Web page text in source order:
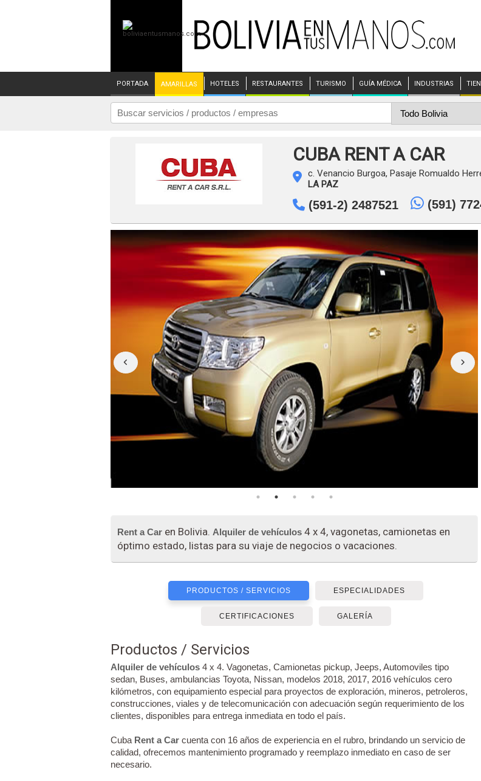
PORTADA AMARILLAS HOTELES RESTAURANTES TURISMO GUÍA MÉDICA INDUSTRIAS
CUBA RENT A CAR
c. Venancio Burgoa, Pasaje Romualdo
LA PAZ
(591-2) 2487521 (591)
Rent a Car en Bolivia. Alquiler de vehículos 4 x 4, vagonetas, camionetas en
óptimo estado, listas para su viaje de negocios o vacaciones.
PRODUCTOS / SERVICIOS ESPECIALIDADES
CERTIFICACIONES GALERÍA
Productos / Servicios
Alquiler de vehículos 4 x 4. Vagonetas, Camionetas pickup, Jeeps, Automoviles tipo
sedan, Buses, ambulancias Toyota, Nissan, modelos 2018, 2017, 2016 vehículos cero
kilómetros, con equipamiento especial para proyectos de exploración, mineros, petroleros,
construcciones, viales y de telecomunicación con adecuación según requerimiento de los
clientes, disponibles para entrega inmediata en todo el país.
Cuba Rent a Car cuenta con 16 años de experiencia en el rubro, brindando un servicio de
calidad, ofrecemos mantenimiento programado y reemplazo inmediato en caso de ser
necesario.